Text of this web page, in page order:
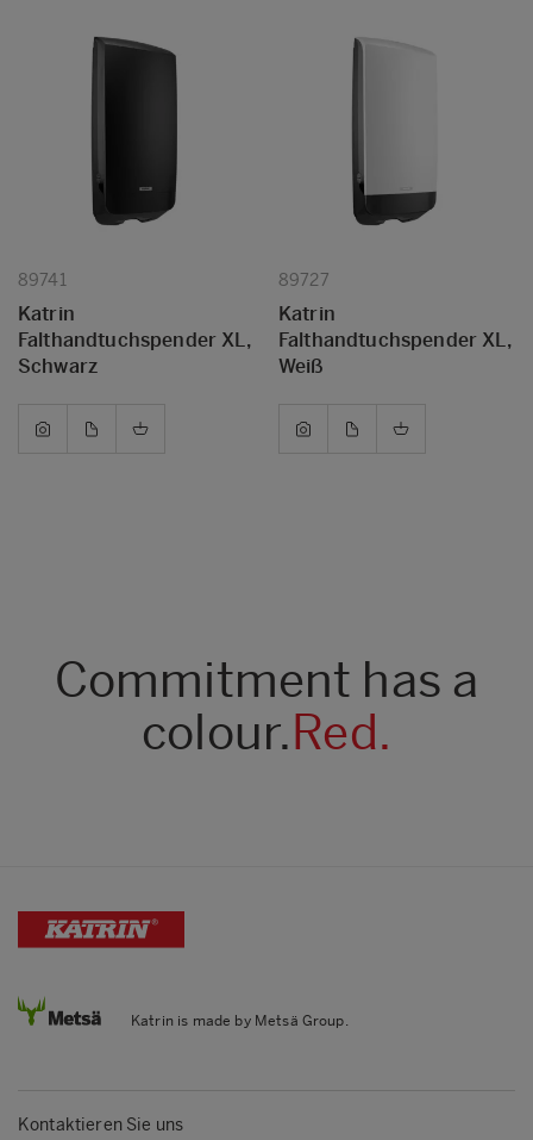
89741
Katrin
Falthandtuchspender XL,
Schwarz
89727
Katrin
Falthandtuchspender XL,
Weiß
Commitment has a
colour.Red.
Katrin is made by Metsä Group.
Kontaktieren Sie uns